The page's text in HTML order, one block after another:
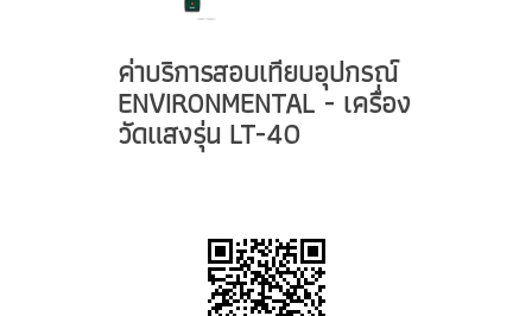
ค่าบริการสอบเทียบอุปกรณ์
ENVIRONMENTAL - เครื่อง
วัดแสงรุ่น LT-40